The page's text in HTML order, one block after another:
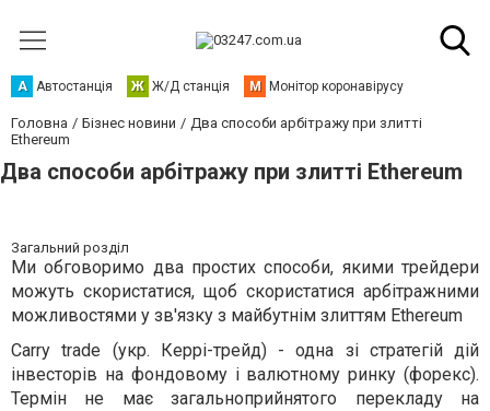
А Автостанція Ж Ж/Д станція М Монітор коронавірусу
Головна Бізнес новини
Два способи арбітражу при злитті
Ethereum
Два способи арбітражу при злитті Ethereum
Загальний розділ
Ми обговоримо два простих способи, якими трейдери
можуть скористатися, щоб скористатися арбітражними
можливостями у зв'язку з майбутнім злиттям Ethereum
Carry trade (укр. Керрі-трейд) - одна зі стратегій дій
інвесторів на фондовому і валютному ринку (форекс).
Термін не має загальноприйнятого перекладу на